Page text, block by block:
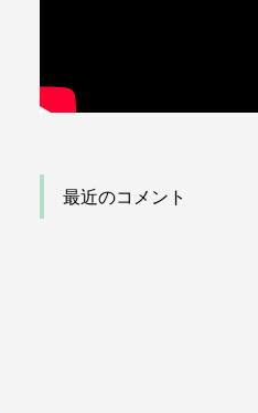
最近のコメント